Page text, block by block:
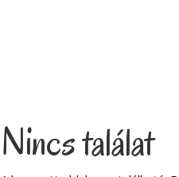
Nincs találat